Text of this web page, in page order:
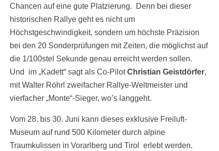
Chancen auf eine gute Platzierung. Denn bei dieser
historischen Rallye geht es nicht um
Höchstgeschwindigkeit, sondern um höchste Präzision
bei den 20 Sonderprüfungen mit Zeiten, die möglichst auf
die 1/100stel Sekunde genau erreicht werden sollen.
Und im „Kadett“ sagt als Co-PilotChristian Geistdörfer,
mit Walter Röhrl zweifacher Rallye-Weltmeister und
vierfacher „Monte“-Sieger, wo’s langgeht.
Vom 28. bis 30. Juni kann dieses exklusive Freiluft-
Museum auf rund 500 Kilometer durch alpine
Traumkulissen in Vorarlberg und Tirol erlebt werden.